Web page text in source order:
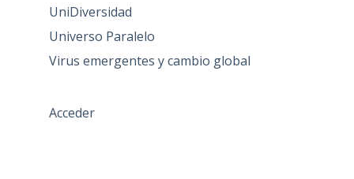
UniDiversidad
Universo Paralelo
Virus emergentes y cambio global
Acceder